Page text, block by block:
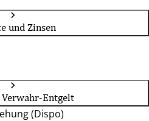
und Zinsen
Verwahr-Entgelt
(Dispo)